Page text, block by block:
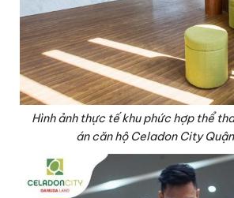
Hình ảnh thực tế khu phức hợp thể
án căn hộ Celadon City